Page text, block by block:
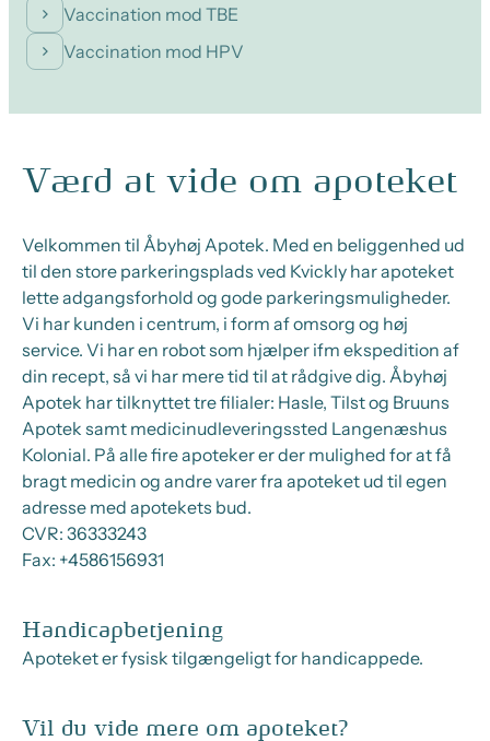
Vaccination mod TBE
Vaccination mod HPV
Værd at vide om apoteket
Velkommen til Åbyhøj Apotek. Med en beliggenhed ud
til den store parkeringsplads ved Kvickly har apoteket
lette adgangsforhold og gode parkeringsmuligheder.
Vi har kunden i centrum, i form af omsorg og høj
service. Vi har en robot som hjælper ifm ekspedition af
din recept, så vi har mere tid til at rådgive dig. Åbyhøj
Apotek har tilknyttet tre filialer: Hasle, Tilst og Bruuns
Apotek samt medicinudleveringssted Langenæshus
Kolonial. På alle fire apoteker er der mulighed for at få
bragt medicin og andre varer fra apoteket ud til egen
adresse med apotekets bud.
CVR: 36333243
Fax: +4586156931
Handicapbetjening
Apoteket er fysisk tilgængeligt for handicappede.
Vil du vide mere om apoteket?